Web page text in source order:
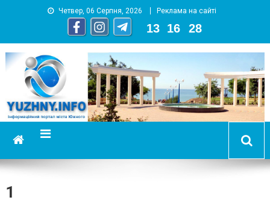
Четвер, 06 Серпня, 2026 Реклама на сайті
13 16 29
YUZHNY.INFO
информационный портал города Южный
1